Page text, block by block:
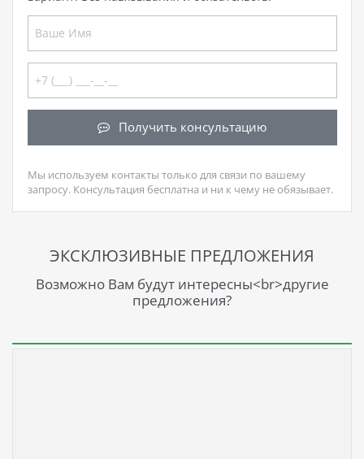
Получить консультацию
Мы используем контакты только для связи по вашему
запросу. Консультация бесплатна и ни к чему не обязывает.
ЭКСКЛЮЗИВНЫЕ ПРЕДЛОЖЕНИЯ
Возможно Вам будут интересны<br>другие
предложения?